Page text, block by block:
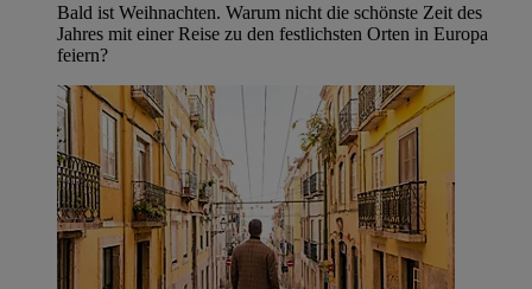
Bald ist Weihnachten. Warum nicht die schönste Zeit des
Jahres mit einer Reise zu den festlichsten Orten in Europa
feiern?